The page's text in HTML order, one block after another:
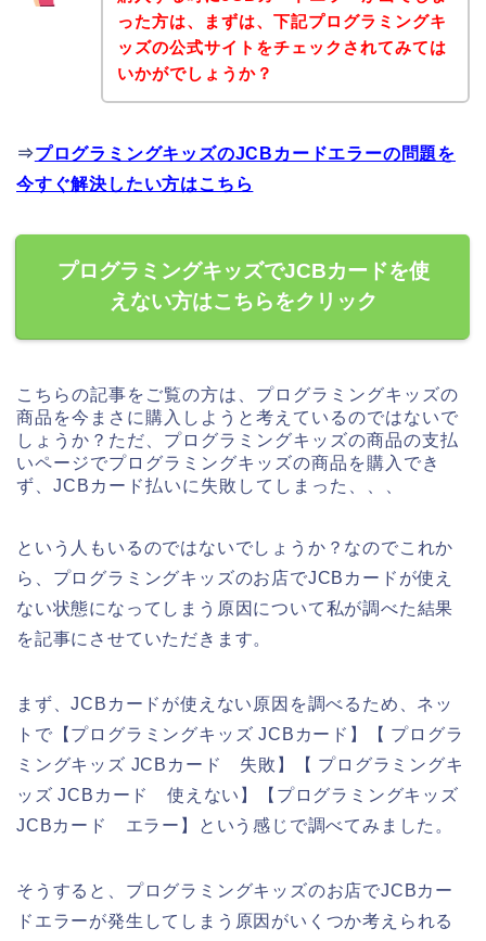
った方は、まずは、下記プログラミングキ
ッズの公式サイトをチェックされてみては
いかがでしょうか？
⇒プログラミングキッズのJCBカードエラーの問題を
今すぐ解決したい方はこちら
プログラミングキッズでJCBカードを使
えない方はこちらをクリック
こちらの記事をご覧の方は、プログラミングキッズの
商品を今まさに購入しようと考えているのではないで
しょうか？ただ、プログラミングキッズの商品の支払
いページでプログラミングキッズの商品を購入でき
ず、JCBカード払いに失敗してしまった、、、
という人もいるのではないでしょうか？なのでこれか
ら、プログラミングキッズのお店でJCBカードが使え
ない状態になってしまう原因について私が調べた結果
を記事にさせていただきます。
まず、JCBカードが使えない原因を調べるため、ネッ
トで【プログラミングキッズ JCBカード】【 プログラ
ミングキッズ JCBカード 失敗】【 プログラミングキ
ッズ JCBカード 使えない】【プログラミングキッズ
JCBカード エラー】という感じで調べてみました。
そうすると、プログラミングキッズのお店でJCBカー
ドエラーが発生してしまう原因がいくつか考えられる